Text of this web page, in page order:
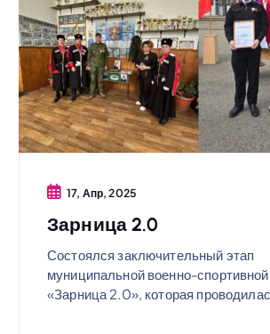
17, Апр, 2025
Зарница 2.0
Состоялся заключительный этап
муниципальной военно-спортивной
«Зарница 2.0», которая